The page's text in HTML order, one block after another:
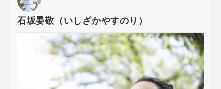
石坂晏敬（いしざかやすのり）